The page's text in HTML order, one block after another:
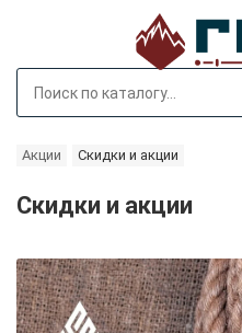
Aкции Скидки и акции
Скидки и акции